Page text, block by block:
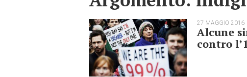
27 MAGGIO 2016
Alcune
contro